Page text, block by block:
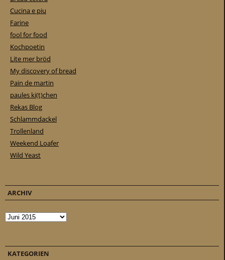
Cucina e piu
Farine
fool for food
Kochpoetin
Lite mer bröd
My discovery of bread
Pain de martin
paules ki(t)chen
Rekas Blog
Schlammdackel
Trollenland
Weekend Loafer
Wild Yeast
ARCHIV
Archiv
KATEGORIEN